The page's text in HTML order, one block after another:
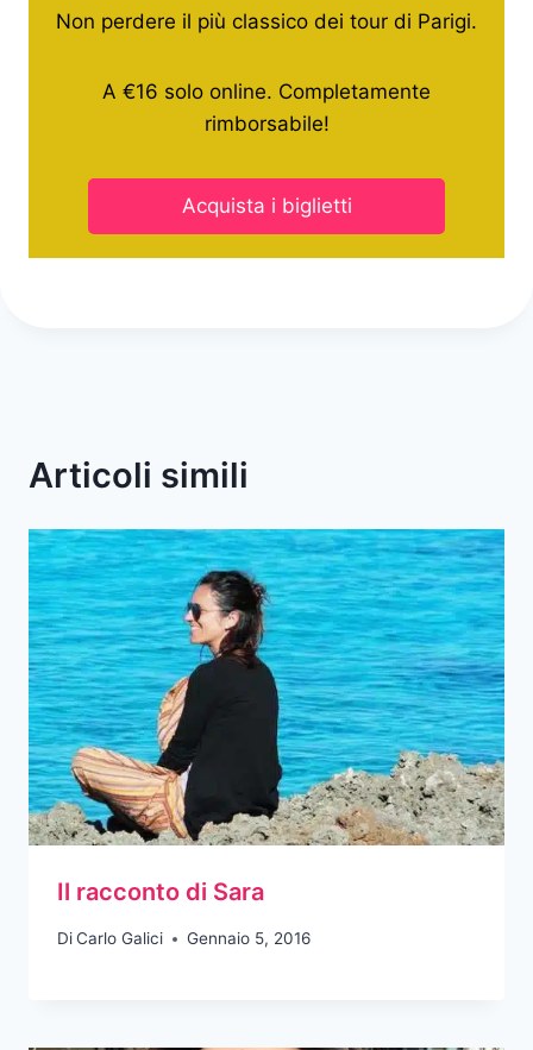
Non perdere il più classico dei tour di Parigi.
A €16 solo online. Completamente
rimborsabile!
Acquista i biglietti
Articoli simili
Il racconto di Sara
DiCarlo Galici Gennaio 5, 2016